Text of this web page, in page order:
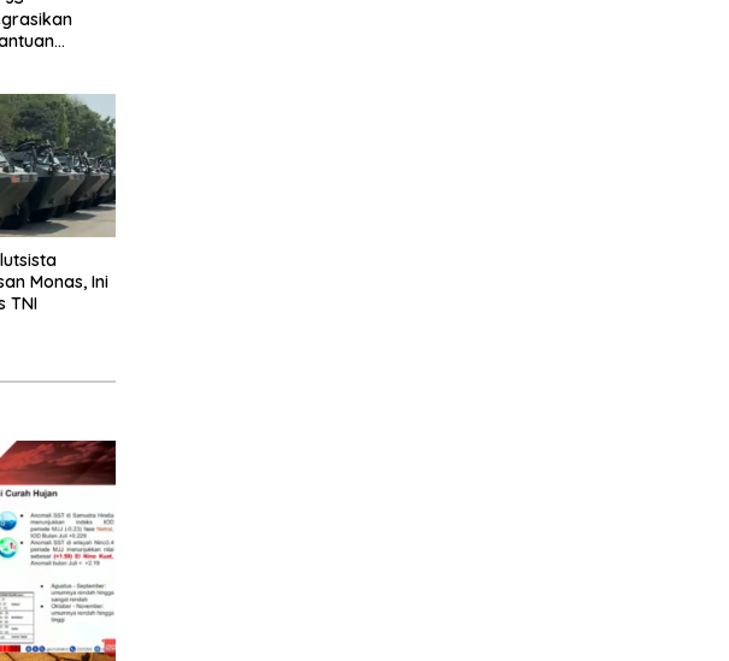
Monas, Ini
TNI